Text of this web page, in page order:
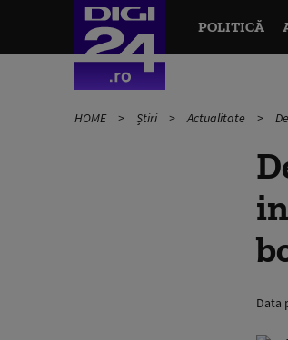
POLITICĂ
HOME Știri Actualitate
Data